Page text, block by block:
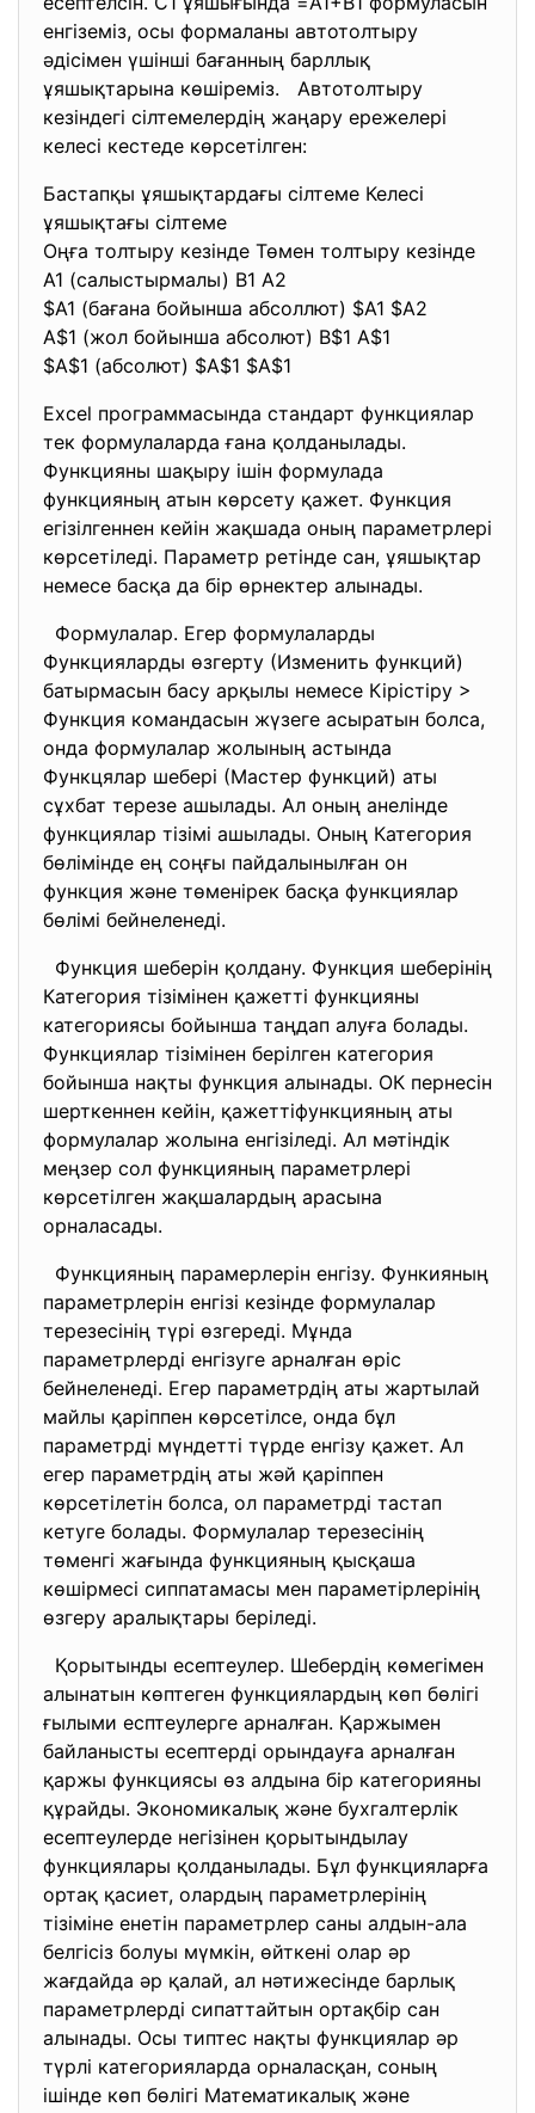
енгіземіз, осы формаланы автотолтыру
әдісімен үшінші бағанның барллық
ұяшықтарына көшіреміз. Автотолтыру
кезіндегі сілтемелердің жаңару ережелері
келесі кестеде көрсетілген:
Бастапқы ұяшықтардағы сілтеме Келесі
ұяшықтағы сілтеме
Оңға толтыру кезінде Төмен толтыру кезінде
А1 (салыстырмалы) В1 А2
$А1 (бағана бойынша абсоллют) $А1 $А2
А$1 (жол бойынша абсолют) В$1 А$1
$А$1 (абсолют) $А$1 $А$1
Excel программасында стандарт функциялар
тек формулаларда ғана қолданылады.
Функцияны шақыру ішін формулада
функцияның атын көрсету қажет. Функция
егізілгеннен кейін жақшада оның параметрлері
көрсетіледі. Параметр ретінде сан, ұяшықтар
немесе басқа да бір өрнектер алынады.
Формулалар. Егер формулаларды
Функцияларды өзгерту (Изменить функций)
батырмасын басу арқылы немесе Кірістіру >
Функция командасын жүзеге асыратын болса,
онда формулалар жолының астында
Функцялар шебері (Мастер функций) аты
сұхбат терезе ашылады. Ал оның анелінде
функциялар тізімі ашылады. Оның Категория
бөлімінде ең соңғы пайдалынылған он
функция және төменірек басқа функциялар
бөлімі бейнеленеді.
Функция шеберін қолдану. Функция шеберінің
Категория тізімінен қажетті функцияны
категориясы бойынша таңдап алуға болады.
Функциялар тізімінен берілген категория
бойынша нақты функция алынады. ОК пернесін
шерткеннен кейін, қажеттіфункцияның аты
формулалар жолына енгізіледі. Ал мәтіндік
меңзер сол функцияның параметрлері
көрсетілген жақшалардың арасына
орналасады.
Функцияның парамерлерін енгізу. Функияның
параметрлерін енгізі кезінде формулалар
терезесінің түрі өзгереді. Мұнда
параметрлерді енгізуге арналған өріс
бейнеленеді. Егер параметрдің аты жартылай
майлы қаріппен көрсетілсе, онда бұл
параметрді мүндетті түрде енгізу қажет. Ал
егер параметрдің аты жәй қаріппен
көрсетілетін болса, ол параметрді тастап
кетуге болады. Формулалар терезесінің
төменгі жағында функцияның қысқаша
көшірмесі сиппатамасы мен параметірлерінің
өзгеру аралықтары беріледі.
Қорытынды есептеулер. Шебердің көмегімен
алынатын көптеген функциялардың көп бөлігі
ғылыми есптеулерге арналған. Қаржымен
байланысты есептерді орындауға арналған
қаржы функциясы өз алдына бір категорияны
құрайды. Экономикалық және бухгалтерлік
есептеулерде негізінен қорытындылау
функциялары қолданылады. Бұл функцияларға
ортақ қасиет, олардың параметрлерінің
тізіміне енетін параметрлер саны алдын-ала
белгісіз болуы мүмкін, өйткені олар әр
жағдайда әр қалай, ал нәтижесінде барлық
параметрлерді сипаттайтын ортақбір сан
алынады. Осы типтес нақты функциялар әр
түрлі категорияларда орналасқан, соның
ішінде көп бөлігі Математикалық және